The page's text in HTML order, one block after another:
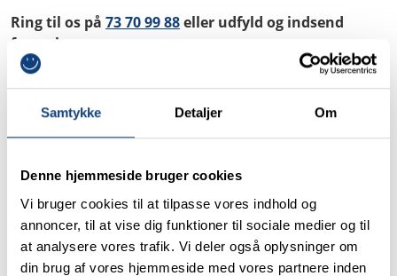
Samtykke Detaljer Om
Denne hjemmeside bruger cookies
Vi bruger cookies til at tilpasse vores indhold og
annoncer, til at vise dig funktioner til sociale medier og til
at analysere vores trafik. Vi deler også oplysninger om
din brug af vores hjemmeside med vores partnere inden
Ring til os på 73 70 99 88eller udfyld og indsend
formularen.
BESTIL TID TIL
FORUNDERSØGELSE
Tak for din interesse i Tand & Teknik. Kontakt os
her vedrørende en gratis og uforpligtende
konsultation